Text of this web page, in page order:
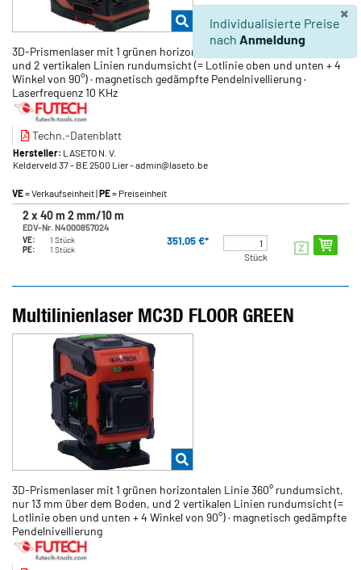
3D-Prismenlaser mit 1 grünen horizontalen Linie 360° rundumsicht
und 2 vertikalen Linien rundumsicht (= Lotlinie oben und unten + 4
Winkel von 90°) · magnetisch gedämpfte Pendelnivellierung ·
Laserfrequenz 10 KHz
Techn.-Datenblatt
Hersteller: LASETO N. V.
Kelderveld 37- BE 2500 Lier- admin@laseto.be
VE= Verkaufseinheit |PE= Preiseinheit
2 x 40 m 2 mm/10 m
EDV-Nr. N4000857024
VE:
1 Stück
PE:
1 Stück
351,05 €*
Stück
Multilinienlaser MC3D FLOOR GREEN
3D-Prismenlaser mit 1 grünen horizontalen Linie 360° rundumsicht,
nur 13 mm über dem Boden, und 2 vertikalen Linien rundumsicht (=
Lotlinie oben und unten + 4 Winkel von 90°) · magnetisch gedämpfte
Pendelnivellierung
×
Individualisierte Preise
nach Anmeldung